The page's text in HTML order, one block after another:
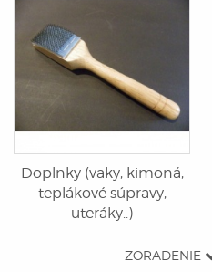
Doplnky (vaky, kimoná,
teplákové súpravy,
uteráky..)
ZORADENIE